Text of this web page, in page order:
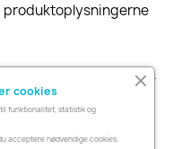
ved køb over 549 kr.
indpakning.
cookies
funktionalitet, statistik og
acceptere nødvendige cookies.